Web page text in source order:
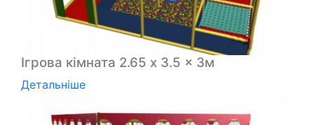
Ігрова кімната 2.65 x 3.5 x 3м
Детальніше